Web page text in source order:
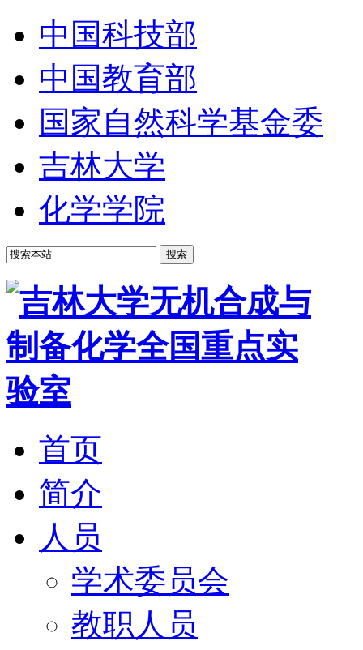
中国科技部
中国教育部
国家自然科学基金委
吉林大学
化学学院
首页
简介
人员
学术委员会
教职人员